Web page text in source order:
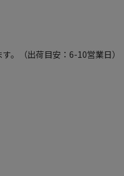
。（出荷目安：6-10営業日）